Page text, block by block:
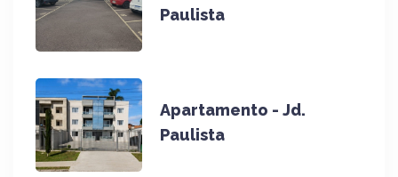
Paulista
Apartamento - Jd.
Paulista